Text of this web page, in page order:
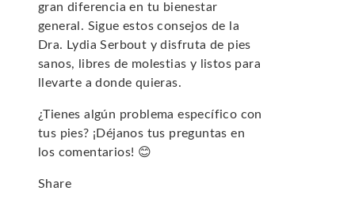
gran diferencia en tu bienestar
general. Sigue estos consejos de la
Dra. Lydia Serbout y disfruta de pies
sanos, libres de molestias y listos para
llevarte a donde quieras.
¿Tienes algún problema específico con
tus pies? ¡Déjanos tus preguntas en
los comentarios! 😊
Share